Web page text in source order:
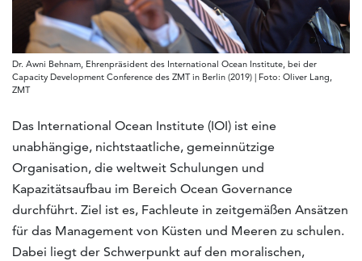
Dr. Awni Behnam, Ehrenpräsident des International Ocean Institute, bei der
Capacity Development Conference des ZMT in Berlin (2019) | Foto: Oliver Lang,
ZMT
Das International Ocean Institute (IOI) ist eine
unabhängige, nichtstaatliche, gemeinnützige
Organisation, die weltweit Schulungen und
Kapazitätsaufbau im Bereich Ocean Governance
durchführt. Ziel ist es, Fachleute in zeitgemäßen Ansätzen
für das Management von Küsten und Meeren zu schulen.
Dabei liegt der Schwerpunkt auf den moralischen,